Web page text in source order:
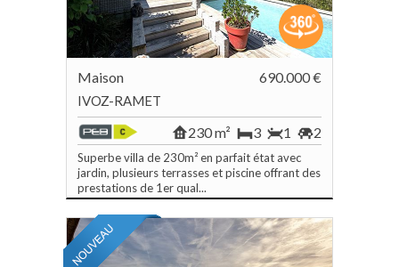
Maison 690.000 €
IVOZ-RAMET
2
1
3
230 m²
Superbe villa de 230m² en parfait état avec
jardin, plusieurs terrasses et piscine offrant des
prestations de 1er qual...